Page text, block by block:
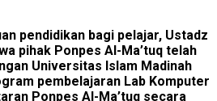
pendidikan bagi pelajar, Ustadz
pihak Ponpes Al-Ma’tuq telah
Universitas Islam Madinah
pembelajaran Lab Komputer
Ponpes Al-Ma’tuq secara